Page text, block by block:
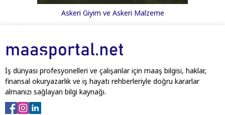
Askeri Giyim ve Askeri Malzeme
İş dünyası profesyonelleri ve çalışanlar için maaş bilgisi, haklar,
finansal okuryazarlık ve iş hayatı rehberleriyle doğru kararlar
almanızı sağlayan bilgi kaynağı.